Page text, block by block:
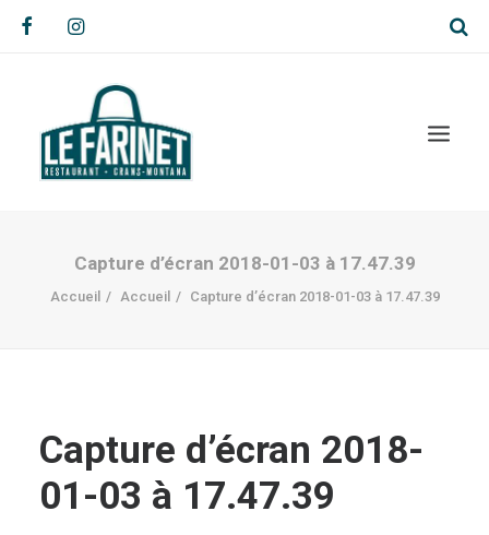
Capture d’écran 2018-01-03 à 17.47.39
Accueil Accueil Capture d’écran 2018-01-03 à 17.47.39
Capture d’écran 2018-
01-03 à 17.47.39